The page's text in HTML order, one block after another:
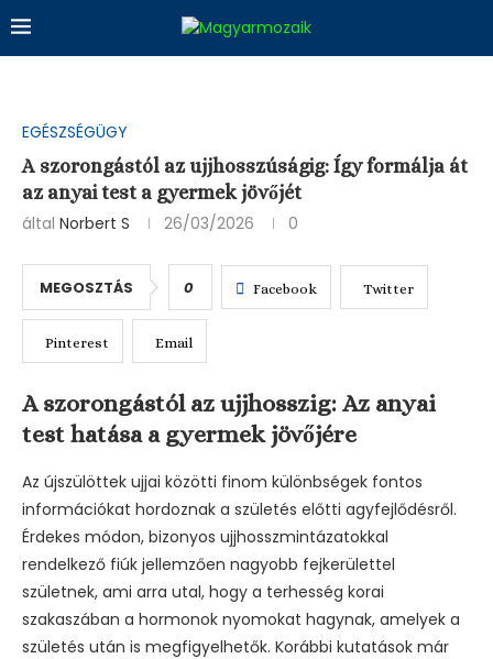
EGÉSZSÉGÜGY
A szorongástól az ujjhosszúságig: Így formálja át
az anyai test a gyermek jövőjét
által Norbert S 26/03/2026 0
MEGOSZTÁS 0 Facebook Twitter
Pinterest Email
A szorongástól az ujjhosszig: Az anyai
test hatása a gyermek jövőjére
Az újszülöttek ujjai közötti finom különbségek fontos
információkat hordoznak a születés előtti agyfejlődésről.
Érdekes módon, bizonyos ujjhosszmintázatokkal
rendelkező fiúk jellemzően nagyobb fejkerülettel
születnek, ami arra utal, hogy a terhesség korai
szakaszában a hormonok nyomokat hagynak, amelyek a
születés után is megfigyelhetők. Korábbi kutatások már